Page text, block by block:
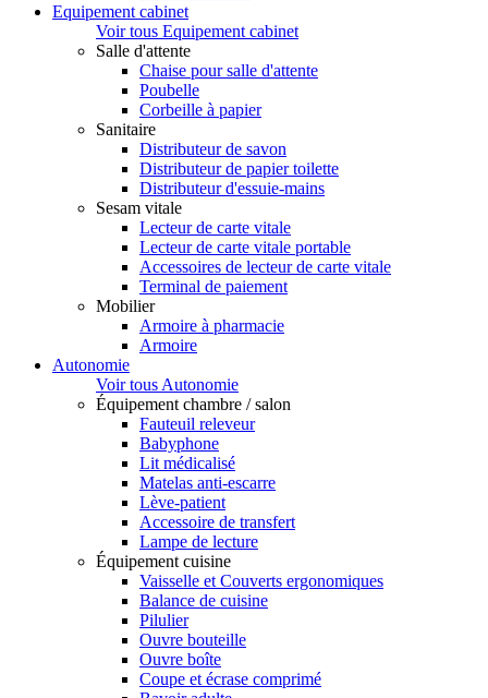
Equipement cabinet
Voir tous Equipement cabinet
Salle d'attente
Chaise pour salle d'attente
Poubelle
Corbeille à papier
Sanitaire
Distributeur de savon
Distributeur de papier toilette
Distributeur d'essuie-mains
Sesam vitale
Lecteur de carte vitale
Lecteur de carte vitale portable
Accessoires de lecteur de carte vitale
Terminal de paiement
Mobilier
Armoire à pharmacie
Armoire
Autonomie
Voir tous Autonomie
Équipement chambre / salon
Fauteuil releveur
Babyphone
Lit médicalisé
Matelas anti-escarre
Lève-patient
Accessoire de transfert
Lampe de lecture
Équipement cuisine
Vaisselle et Couverts ergonomiques
Balance de cuisine
Pilulier
Ouvre bouteille
Ouvre boîte
Coupe et écrase comprimé